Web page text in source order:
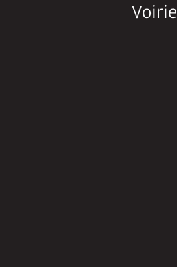
Voirie